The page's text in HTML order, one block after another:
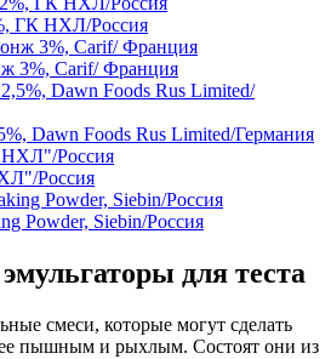
ГК НХЛ/Россия
3%, Carif/ Франция
Dawn Foods Rus Limited/Германия
Россия
Powder, Siebin/Россия
для теста
смеси, которые могут сделать
пышным и рыхлым. Состоят они из